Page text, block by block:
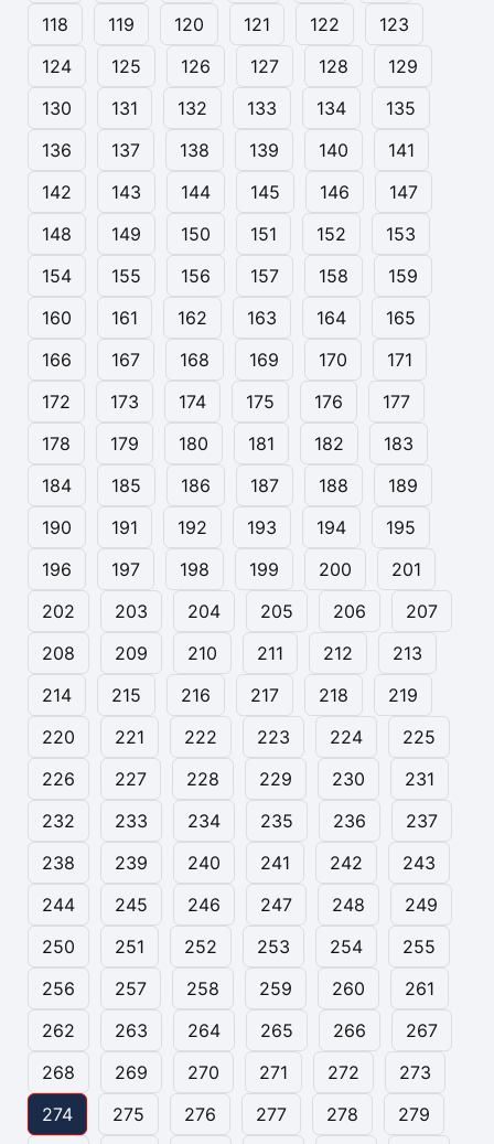
118 119 120 121 122
123
124
125 126 127 128
129
130
131 132 133 134
135
136
137 138 139 140
141
142
143 144 145 146
147
148
149 150 151 152
153
154
155 156 157 158
159
160
161 162 163 164
165
166
167 168 169 170
171
172
173 174 175 176
177
178
179 180 181 182
183
184
185 186 187 188
189
190
191 192 193 194
195
196
197 198 199 200
201
202
203 204 205 206
207
208
209 210 211 212
213
214
215 216 217 218
219
220
221 222 223 224
225
226
227 228 229 230
231
232
233 234 235 236
237
238
239 240 241 242
243
244
245 246 247 248
249
250
251 252 253 254
255
256
257 258 259 260
261
262
263 264 265 266
267
268
269 270 271 272
273
274
275 276 277 278
279